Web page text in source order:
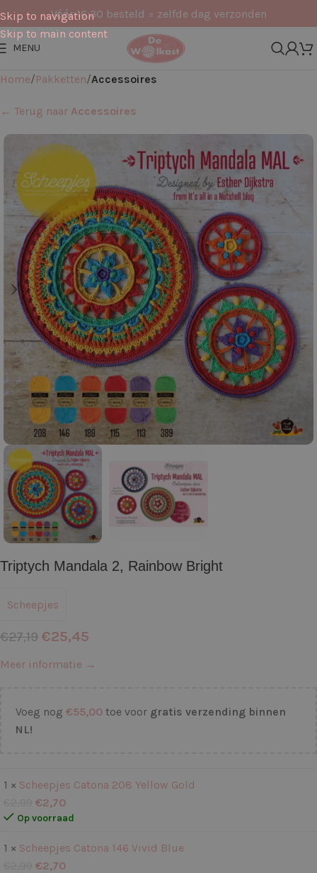
Skip to navigation
Skip to main content
Vóór 16:30 besteld = zelfde dag verzonden
MENU
Home Pakketten Accessoires
← Terug naar Accessoires
Triptych Mandala 2, Rainbow Bright
Scheepjes
€27,19 €25,45
Meer informatie →
Voeg nog €55,00 toe voor gratis verzending binnen
NL!
1 × Scheepjes Catona 208 Yellow Gold
€2,70
Op voorraad
1 × Scheepjes Catona 146 Vivid Blue
€2,70